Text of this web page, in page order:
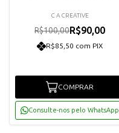
C A CREATIVE
R$100,00R$90,00
R$85,50 com PIX
COMPRAR
Consulte-nos pelo WhatsApp